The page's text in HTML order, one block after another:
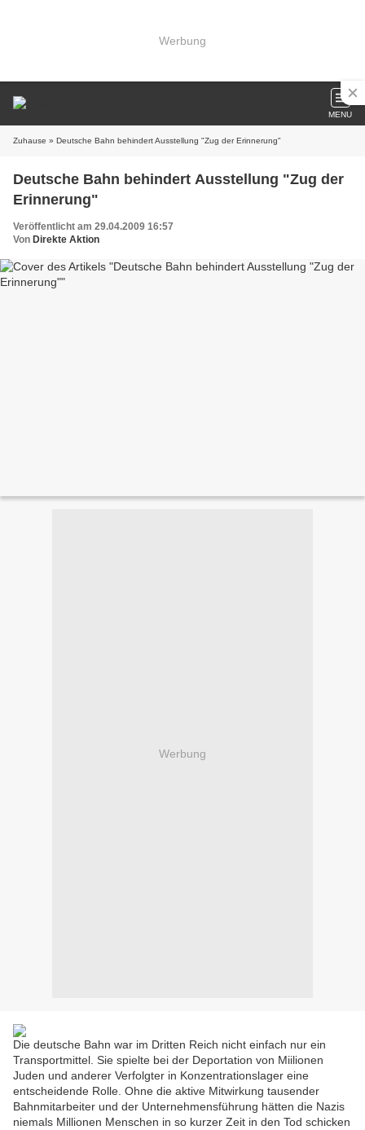
Werbung
MENU
Zuhause » Deutsche Bahn behindert Ausstellung "Zug der Erinnerung"
Deutsche Bahn behindert Ausstellung "Zug der
Erinnerung"
Veröffentlicht am 29.04.2009 16:57
Von Direkte Aktion
Werbung
Die deutsche Bahn war im Dritten Reich nicht einfach nur ein
Transportmittel. Sie spielte bei der Deportation von Miilionen
Juden und anderer Verfolgter in Konzentrationslager eine
entscheidende Rolle. Ohne die aktive Mitwirkung tausender
Bahnmitarbeiter und der Unternehmensführung hätten die Nazis
niemals Millionen Menschen in so kurzer Zeit in den Tod schicken